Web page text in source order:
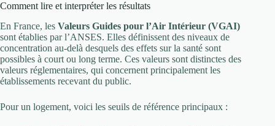
Comment lire et interpréter les résultats
En France, les Valeurs Guides pour l’Air Intérieur (VGAI)
sont établies par l’ANSES. Elles définissent des niveaux de
concentration au-delà desquels des effets sur la santé sont
possibles à court ou long terme. Ces valeurs sont distinctes des
valeurs réglementaires, qui concernent principalement les
établissements recevant du public.
Pour un logement, voici les seuils de référence principaux :